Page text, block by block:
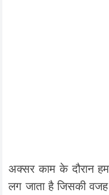
अक्सर काम के दौरान
लग जाता है जिसकी